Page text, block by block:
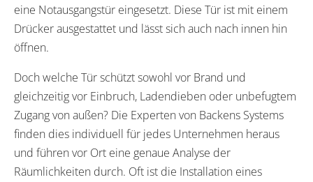
eine Notausgangstür eingesetzt. Diese Tür ist mit einem
Drücker ausgestattet und lässt sich auch nach innen hin
öffnen.
Doch welche Tür schützt sowohl vor Brand und
gleichzeitig vor Einbruch, Ladendieben oder unbefugtem
Zugang von außen? Die Experten von Backens Systems
finden dies individuell für jedes Unternehmen heraus
und führen vor Ort eine genaue Analyse der
Räumlichkeiten durch. Oft ist die Installation eines